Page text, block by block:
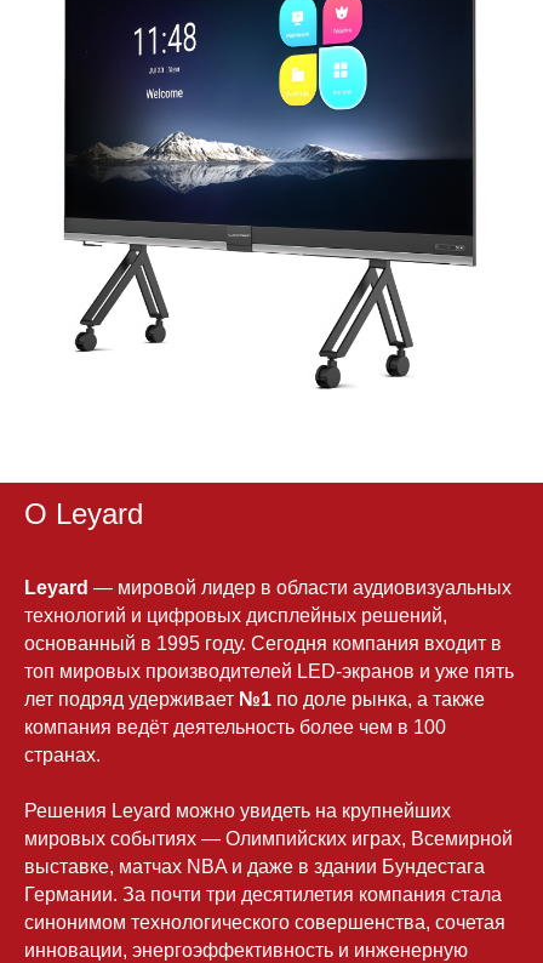
О Leyard
Leyard — мировой лидер в области аудиовизуальных
технологий и цифровых дисплейных решений,
основанный в 1995 году. Сегодня компания входит в
топ мировых производителей LED-экранов и уже пять
лет подряд удерживает №1 по доле рынка, а также
компания ведёт деятельность более чем в 100
странах.
Решения Leyard можно увидеть на крупнейших
мировых событиях — Олимпийских играх, Всемирной
выставке, матчах NBA и даже в здании Бундестага
Германии. За почти три десятилетия компания стала
синонимом технологического совершенства, сочетая
инновации, энергоэффективность и инженерную